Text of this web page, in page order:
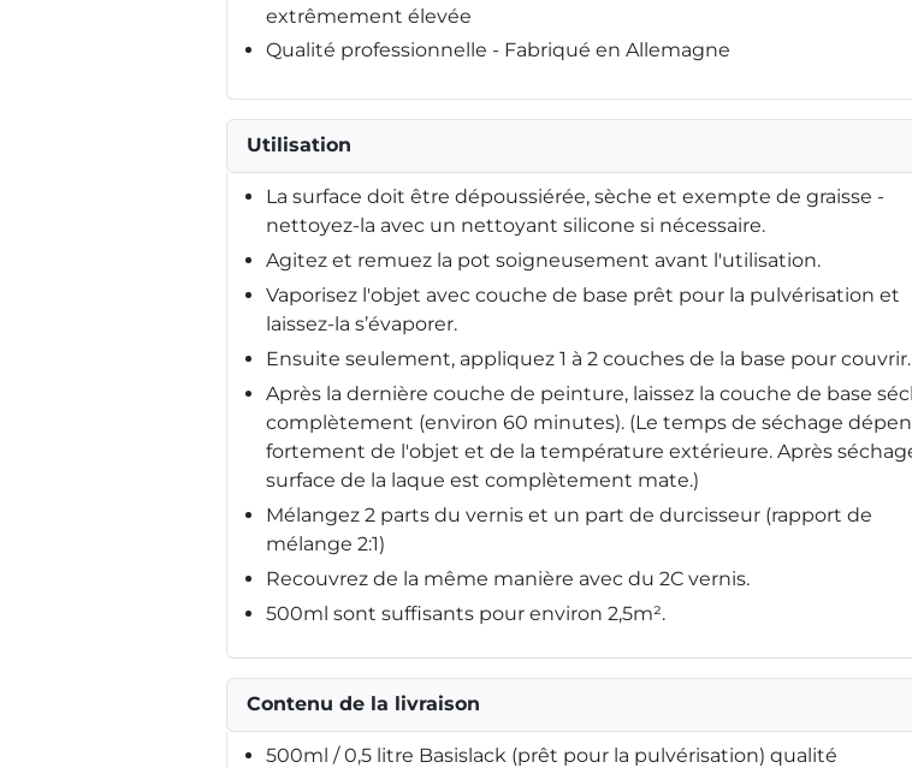
extrêmement élevée
Qualité professionnelle - Fabriqué en Allemagne
Utilisation
La surface doit être dépoussiérée, sèche et exempte de graisse -
nettoyez-la avec un nettoyant silicone si nécessaire.
Agitez et remuez la pot soigneusement avant l'utilisation.
Vaporisez l'objet avec couche de base prêt pour la pulvérisation et
laissez-la s’évaporer.
Ensuite seulement, appliquez 1 à 2 couches de la base pour couvrir.
Après la dernière couche de peinture, laissez la couche de base
complètement (environ 60 minutes). (Le temps de séchage
fortement de l'objet et de la température extérieure. Après
surface de la laque est complètement mate.)
Mélangez 2 parts du vernis et un part de durcisseur (rapport de
mélange 2:1)
Recouvrez de la même manière avec du 2C vernis.
500ml sont suffisants pour environ 2,5m².
Contenu de la livraison
500ml / 0,5 litre Basislack (prêt pour la pulvérisation) qualité